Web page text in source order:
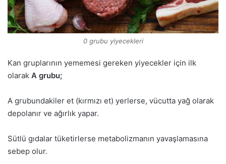
0 grubu yiyecekleri
Kan gruplarının yememesi gereken yiyecekler için ilk
olarak A grubu;
A grubundakiler et (kırmızı et) yerlerse, vücutta yağ olarak
depolanır ve ağırlık yapar.
Sütlü gıdalar tüketirlerse metabolizmanın yavaşlamasına
sebep olur.